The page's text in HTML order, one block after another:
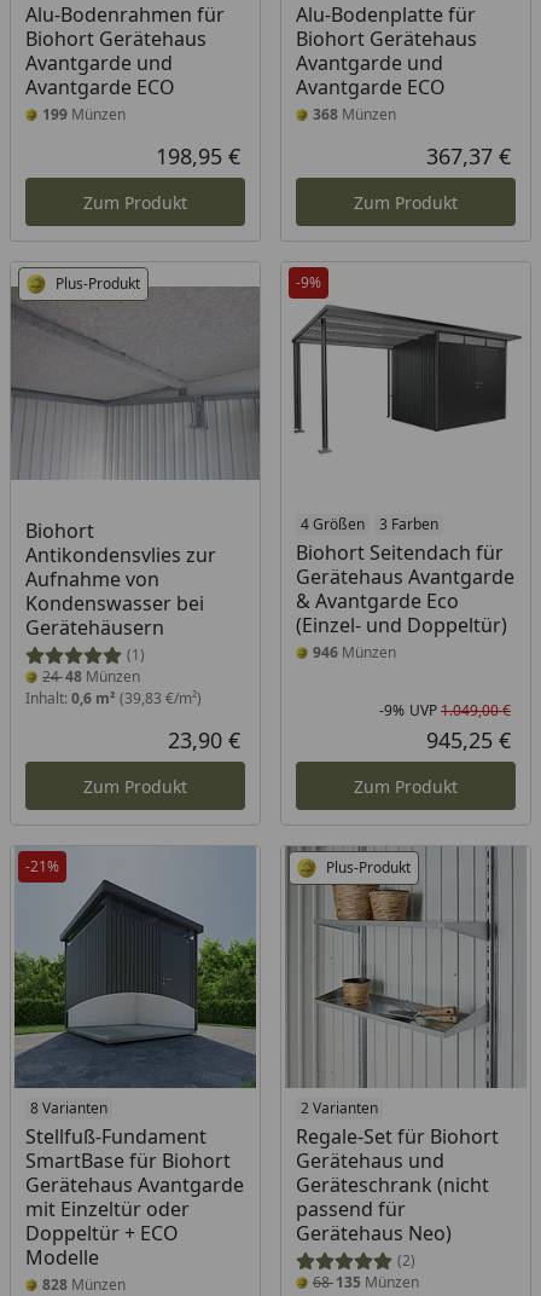
Alu-Bodenrahmen für
Biohort Gerätehaus
Avantgarde und
Avantgarde ECO
199 Münzen
Aktueller Preis
198,95 €
Zum Produkt
Alu-Bodenplatte für
Biohort Gerätehaus
Avantgarde und
Avantgarde ECO
368Münzen
367,37 €
Zum Produkt
Plus-Produkt
Biohort
Antikondensvlies zur
Aufnahme von
Kondenswasser bei
Gerätehäusern
(1)
2448 Münzen
Inhalt: 0,6 m² (39,83 €/m²)
Aktueller Preis
23,90 €
Zum Produkt
-9%
4 Größen 3 Farben
Biohort Seitendach für
Gerätehaus Avantgarde
& Avantgarde Eco
(Einzel- und Doppeltür)
946Münzen
-9% UVP1.049,00 €
945,25 €
Zum Produkt
-21%
8 Varianten
Stellfuß-Fundament
SmartBase für Biohort
Gerätehaus Avantgarde
mit Einzeltür oder
Doppeltür + ECO
Modelle
828 Münzen
Plus-Produkt
2 Varianten
Regale-Set für Biohort
Gerätehaus und
Geräteschrank (nicht
passend für
Gerätehaus Neo)
(2)
68135 Münzen